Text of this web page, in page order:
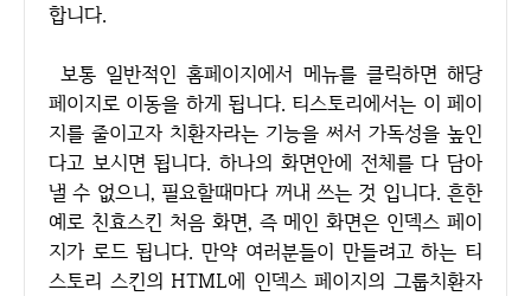
합니다.
보통 일반적인 홈페이지에서 메뉴를 클릭하면 해당
페이지로 이동을 하게 됩니다. 티스토리에서는 이 페이
지를 줄이고자 치환자라는 기능을 써서 가독성을 높인
다고 보시면 됩니다. 하나의 화면안에 전체를 다 담아
낼 수 없으니, 필요할때마다 꺼내 쓰는 것 입니다. 흔한
예로 친효스킨 처음 화면, 즉 메인 화면은 인덱스 페이
지가 로드 됩니다. 만약 여러분들이 만들려고 하는 티
스토리 스킨의 HTML에 인덱스 페이지의 그룹치환자